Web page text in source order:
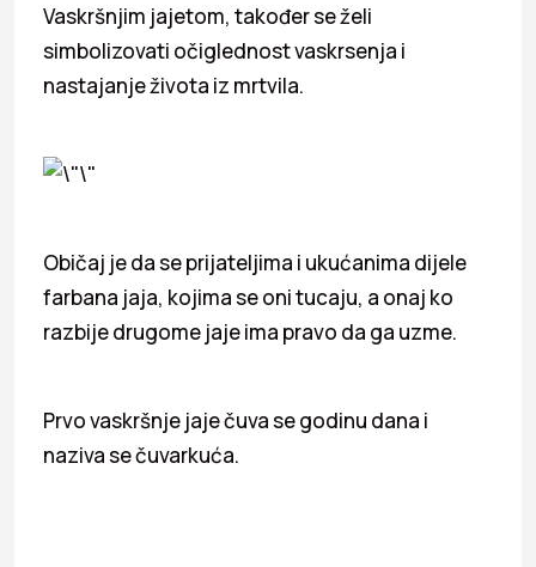
Vaskršnjim jajetom, također se želi
simbolizovati očiglednost vaskrsenja i
nastajanje života iz mrtvila.
Običaj je da se prijateljima i ukućanima dijele
farbana jaja, kojima se oni tucaju, a onaj ko
razbije drugome jaje ima pravo da ga uzme.
Prvo vaskršnje jaje čuva se godinu dana i
naziva se čuvarkuća.